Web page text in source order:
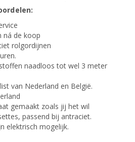
ná de koop
rolgordijnen
naadloos tot wel 3 meter
van Nederland en België.
gemaakt zoals jij het wil
passend bij antraciet.
elektrisch mogelijk.